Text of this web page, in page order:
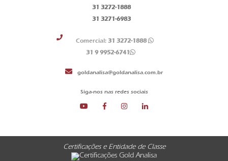
31 3272-1888
31 3271-6983
Comercial: 31 3272-1888
31 9 9952-6741
goldanalisa@goldanalisa.com.br
Siga-nos nas redes sociais
Certificações e Entidade de Classe